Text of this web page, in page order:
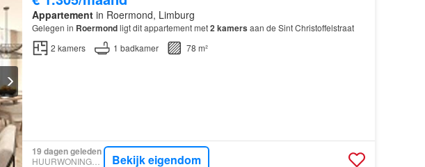
Appartementin Roermond, Limburg
Gelegen in Roermondligt dit appartement met2kamers aan de Sint Christoffelstraat
2 kamers 1 badkamer 78 m²
19 dagen geleden
HUURWONINGEN.SITE Bekijk eigendom